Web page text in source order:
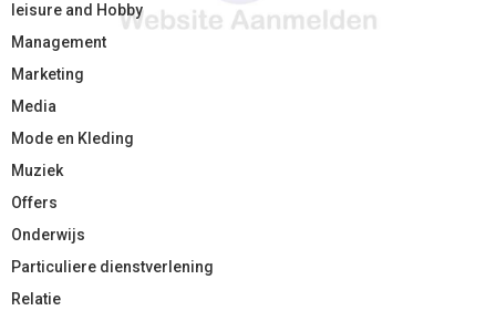
leisure and Hobby
Management
Marketing
Media
Mode en Kleding
Muziek
Offers
Onderwijs
Particuliere dienstverlening
Relatie